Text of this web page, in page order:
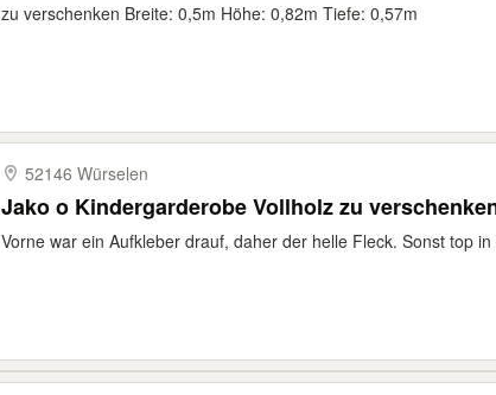
zu verschenken Breite: 0,5m Höhe: 0,82m Tiefe: 0,57m
52146 Würselen
Jako o Kindergarderobe Vollholz zu
Vorne war ein Aufkleber drauf, daher der helle Fleck. Sonst top